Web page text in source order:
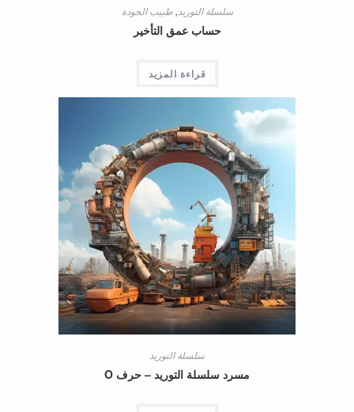
سلسلة التوريد ,طبيب الجودة
حساب عمق التأخير
قراءة المزيد
سلسلة التوريد
مسرد سلسلة التوريد – حرف O